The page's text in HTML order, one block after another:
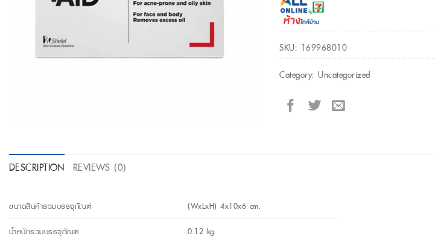
SKU: 169968010
Category: Uncategorized
DESCRIPTION REVIEWS (0)
ขนาดสินค้ารวมบรรจุภัณฑ์
(WxLxH) 4x10x6 cm.
น้ำหนักรวมบรรจุภัณฑ์
0.12 kg.